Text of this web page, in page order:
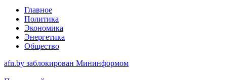
Главное
Политика
Экономика
Энергетика
Общество
afn.by заблокирован Мининформом